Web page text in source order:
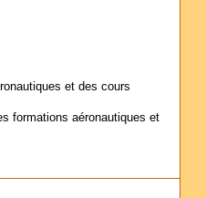
et des cours
formations aéronautiques et